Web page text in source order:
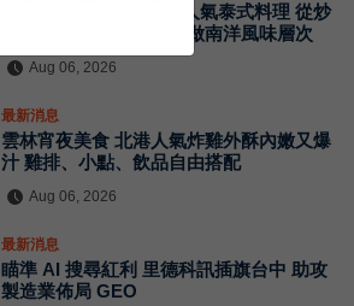
泰籍媳婦主廚打造關埔人氣泰式料理 從炒
河粉到咖哩 展現現點現做南洋風味層次
Aug 06, 2026
最新消息
雲林宵夜美食 北港人氣炸雞外酥內嫩又爆
汁 雞排、小點、飲品自由搭配
Aug 06, 2026
最新消息
瞄準 AI 搜尋紅利 里德科訊插旗台中 助攻
製造業佈局 GEO
訂閱